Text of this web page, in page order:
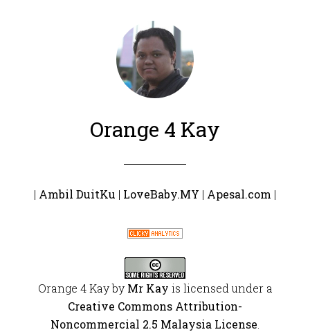
Orange 4 Kay
| Ambil DuitKu | LoveBaby.MY | Apesal.com |
Orange 4 Kayby Mr Kay is licensed under a
Creative Commons Attribution-
Noncommercial 2.5 Malaysia License